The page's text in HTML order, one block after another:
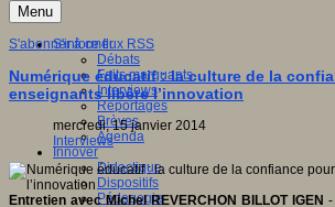
Menu
S'informer
Débats
Faits marquants
Interviews
Reportages
Brèves
Agenda
Innover
Didactique
Dispositifs
Pédagogie
S'abonner à ce flux RSS
Numérique éducatif : la culture de la
enseignants libère l’innovation
mercredi, 15 janvier 2014
Interviews
Entretien avec Michel REVERCHON BILLOT IGEN